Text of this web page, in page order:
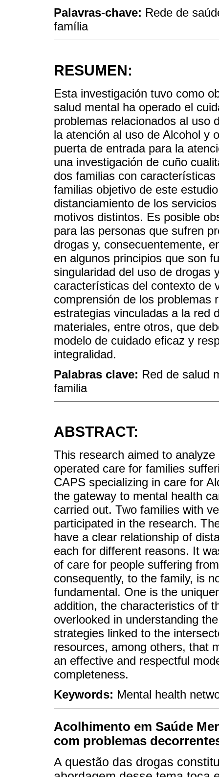
Palavras-chave: Rede de
família
RESUMEN:
Esta investigación tuvo como
salud mental ha operado el
problemas relacionados al uso
la atención al uso de Alcohol y
puerta de entrada para la
una investigación de cuño
dos familias con
familias objetivo de este
distanciamiento de los
motivos distintos. Es posible
para las personas que sufren
drogas y, consecuentemente,
en algunos principios que son
singularidad del uso de drogas
características del contexto de
comprensión de los problemas
estrategias vinculadas a la red
materiales, entre otros, que
modelo de cuidado eficaz y
integralidad.
Palabras clave: Red de salud
familia
ABSTRACT:
This research aimed to
operated care for families
CAPS specializing in care for
the gateway to mental health
carried out. Two families with
participated in the research.
have a clear relationship of
each for different reasons. It
of care for people suffering
consequently, to the family, is
fundamental. One is the
addition, the characteristics of
overlooked in understanding
strategies linked to the
resources, among others, that
an effective and respectful
completeness.
Keywords: Mental health
Acolhimento em Saúde
com problemas
A questão das drogas